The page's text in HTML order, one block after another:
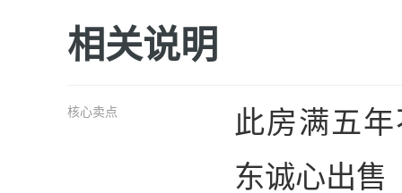
相关说明
核心卖点
此房满五
东诚心出售